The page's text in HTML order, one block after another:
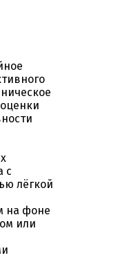
с
лёгкой
на фоне
или